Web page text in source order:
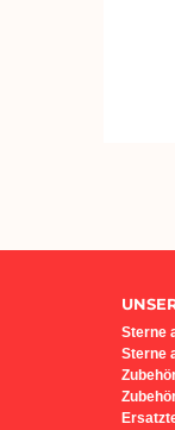
Sterne
Sterne
Z